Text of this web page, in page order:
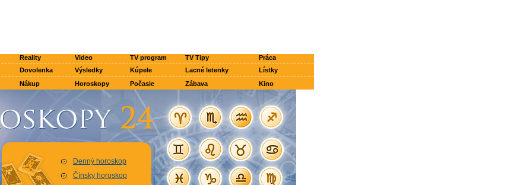
Reality Video TV program TV Tipy
Práca
Dovolenka Výsledky Kúpele Lacné letenky
Lístky
Nákup Horoskopy Počasie Zábava Kino
Denný horoskop
Čínsky horoskop